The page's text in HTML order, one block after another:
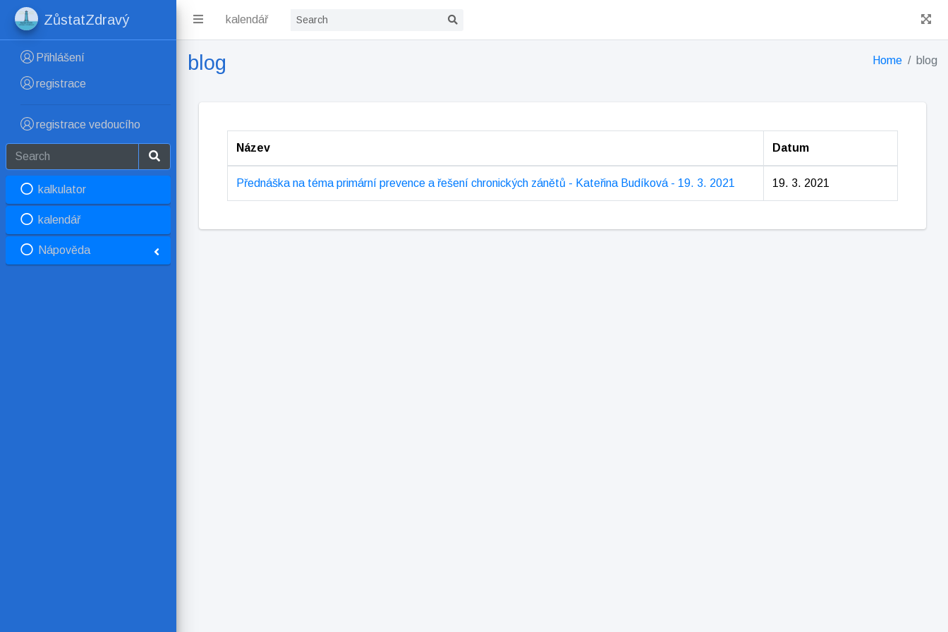
kalendář
ZůstatZdravý
Přihlášení
registrace
registrace vedoucího
kalkulator
kalendář
Nápověda
blog Home blog
Název Datum
Přednáška na téma primární prevence a řešení chronických zánětů - Kateřina Budíková - 19. 3. 2021 19. 3. 2021